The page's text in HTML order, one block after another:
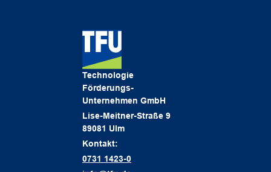
Technologie
Förderungs-
Unternehmen GmbH
Lise-Meitner-Straße 9
89081 Ulm
Kontakt:
0731 1423-0